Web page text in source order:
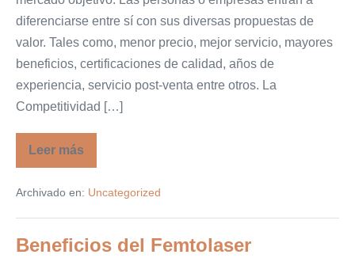
diferenciarse entre sí con sus diversas propuestas de
valor. Tales como, menor precio, mejor servicio, mayores
beneficios, certificaciones de calidad, años de
experiencia, servicio post-venta entre otros. La
Competitividad […]
Leer más
¿Sabe
cuál
la
entre
y
Archivado en: Uncategorized
Beneficios del Femtolaser